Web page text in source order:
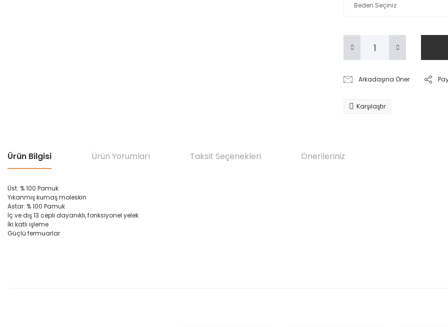
Arkadaşına Öner
Karşılaştır
Ürün Bilgisi Ürün Yorumları Taksit Seçenekleri Önerileriniz
Üst: % 100 Pamuk
Yıkanmış kumaş moleskin
Astar: % 100 Pamuk
İç ve dış 13 cepli dayanıklı, fonksiyonel yelek
İki katlı işleme
Güçlü fermuarlar